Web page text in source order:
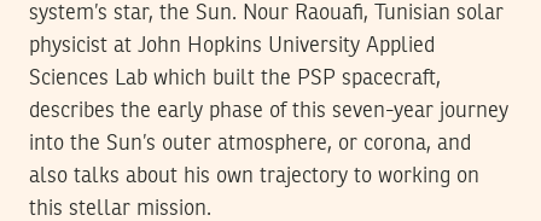
system’s star, the Sun. Nour Raouafi, Tunisian solar
physicist at John Hopkins University Applied
Sciences Lab which built the PSP spacecraft,
describes the early phase of this seven-year journey
into the Sun’s outer atmosphere, or corona, and
also talks about his own trajectory to working on
this stellar mission.